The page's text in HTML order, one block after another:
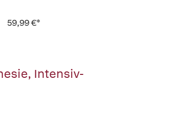
59,99 €*
Intensiv-